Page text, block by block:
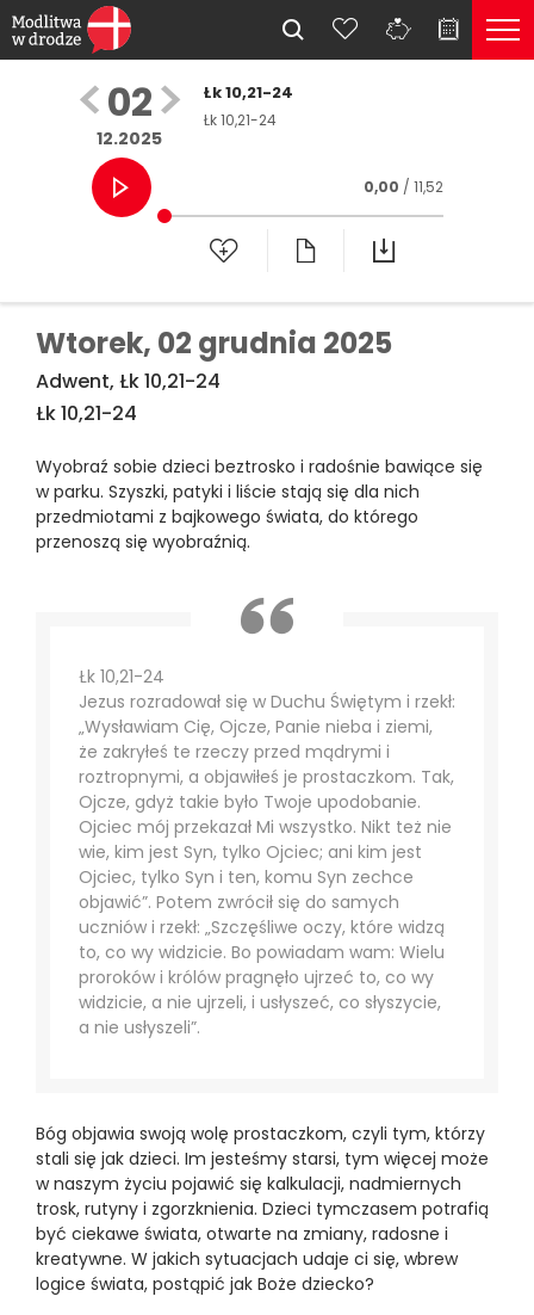
02
12.2025
Łk 10,21-24
Łk 10,21-24
0,00 / 11,52
Wtorek, 02 grudnia 2025
Adwent, Łk 10,21-24
Łk 10,21-24
Wyobraź sobie dzieci beztrosko i radośnie bawiące się
w parku. Szyszki, patyki i liście stają się dla nich
przedmiotami z bajkowego świata, do którego
przenoszą się wyobraźnią.
Łk 10,21-24
Jezus rozradował się w Duchu Świętym i rzekł:
„Wysławiam Cię, Ojcze, Panie nieba i ziemi,
że zakryłeś te rzeczy przed mądrymi i
roztropnymi, a objawiłeś je prostaczkom. Tak,
Ojcze, gdyż takie było Twoje upodobanie.
Ojciec mój przekazał Mi wszystko. Nikt też nie
wie, kim jest Syn, tylko Ojciec; ani kim jest
Ojciec, tylko Syn i ten, komu Syn zechce
objawić”. Potem zwrócił się do samych
uczniów i rzekł: „Szczęśliwe oczy, które widzą
to, co wy widzicie. Bo powiadam wam: Wielu
proroków i królów pragnęło ujrzeć to, co wy
widzicie, a nie ujrzeli, i usłyszeć, co słyszycie,
a nie usłyszeli”.
Bóg objawia swoją wolę prostaczkom, czyli tym, którzy
stali się jak dzieci. Im jesteśmy starsi, tym więcej może
w naszym życiu pojawić się kalkulacji, nadmiernych
trosk, rutyny i zgorzknienia. Dzieci tymczasem potrafią
być ciekawe świata, otwarte na zmiany, radosne i
kreatywne. W jakich sytuacjach udaje ci się, wbrew
logice świata, postąpić jak Boże dziecko?